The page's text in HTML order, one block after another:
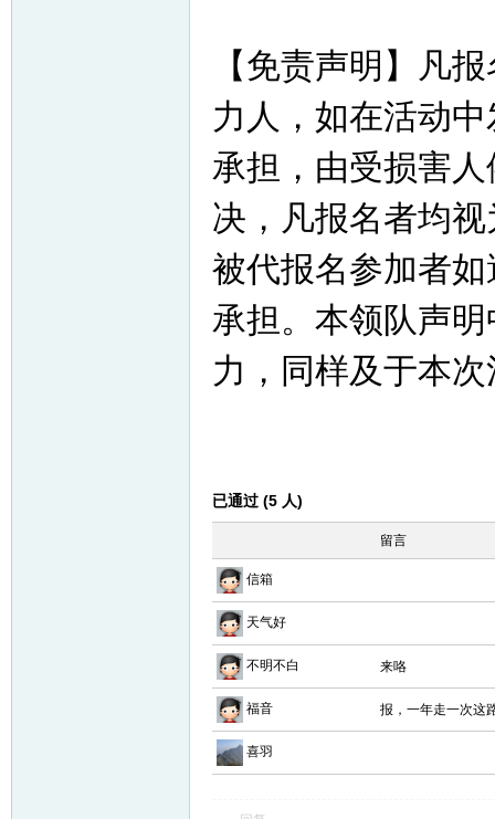
【免责声明】凡
力人，如在活动
承担，由受损害
决，凡报名者均
被代报名参加者
承担。本领队声
力，同样及于本
已通过 (5 人)
留言
信箱
天气好
不明不白 来咯
福音 报，一年走一次这
喜羽